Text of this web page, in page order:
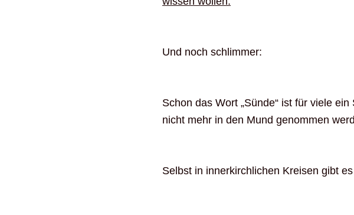
Und noch schlimmer:
Schon das Wort „Sünde“ ist für viele
nicht mehr in den Mund genommen
Selbst in innerkirchlichen Kreisen gibt